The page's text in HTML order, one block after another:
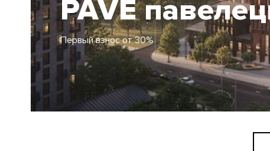
Родина Парк
Первый взнос от 30%